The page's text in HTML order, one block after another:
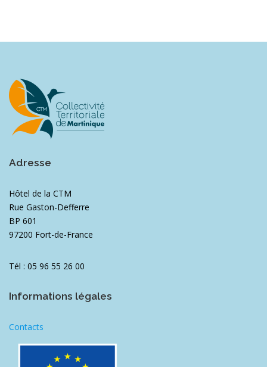
Adresse
Hôtel de la CTM
Rue Gaston-Defferre
BP 601
97200 Fort-de-France
Tél : 05 96 55 26 00
Informations légales
Contacts